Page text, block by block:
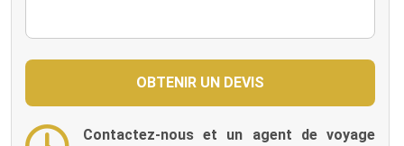
Contactez-nous et un agent de voyage